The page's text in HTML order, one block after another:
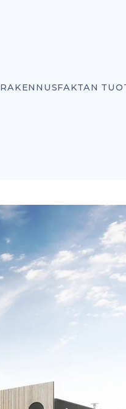
RAKENNUSFAKTAN